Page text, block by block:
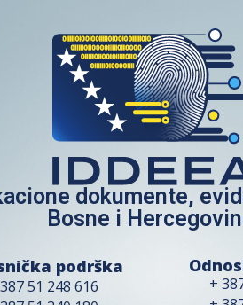
dokumente,
Bosne i
podrška
51 248 616
+